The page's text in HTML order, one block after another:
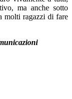
ma anche sotto
molti ragazzi di fare